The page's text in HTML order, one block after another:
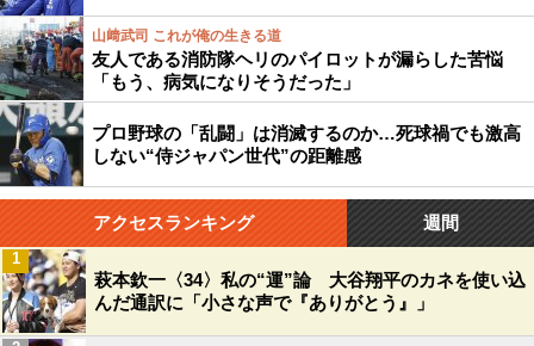
山﨑武司 これが俺の生きる道
友人である消防隊ヘリのパイロットが漏らした苦悩
「もう、病気になりそうだった」
プロ野球の「乱闘」は消滅するのか…死球禍でも激高
しない“侍ジャパン世代”の距離感
アクセスランキング 週間
萩本欽一〈34〉私の“運”論 大谷翔平のカネを使い込
んだ通訳に「小さな声で『ありがとう』」
1